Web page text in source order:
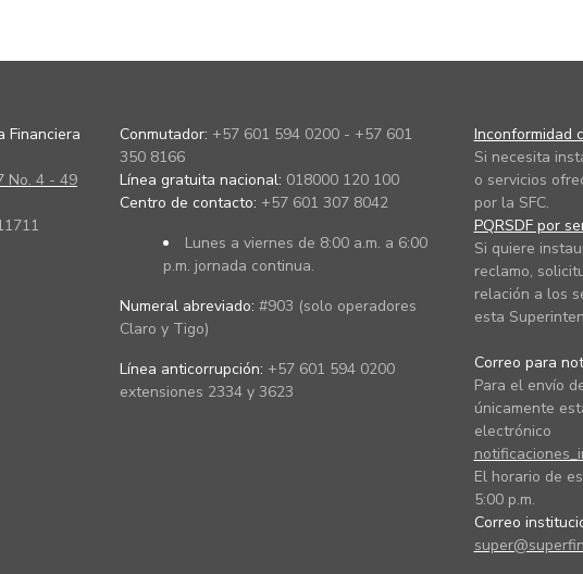
Financiera
No. 4 - 49
Conmutador: +57 601 594 0200 - +57 601
350 8166
Línea gratuita nacional: 018000 120 100
Centro de contacto: +57 601 307 8042
Lunes a viernes de 8:00 a.m. a 6:00
p.m. jornada continua.
Numeral abreviado: #903 (solo operadores
Claro y Tigo)
Línea anticorrupción: +57 601 594 0200
extensiones 2334 y 3623
Inconformidad
Si necesita
o servicios
por la SFC.
PQRSDF por
Si quiere
reclamo,
relación a los
esta
Correo para
Para el envío
únicamente
electrónico
El horario de
5:00 p.m.
Correo